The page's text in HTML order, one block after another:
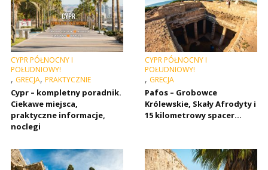
CYPR PÓŁNOCNY I
POŁUDNIOWY!
, GRECJA, PRAKTYCZNIE
Cypr – kompletny poradnik.
Ciekawe miejsca,
praktyczne informacje,
noclegi
CYPR PÓŁNOCNY I
POŁUDNIOWY!
, GRECJA
Pafos – Grobowce
Królewskie, Skały Afrodyty i
15 kilometrowy spacer…